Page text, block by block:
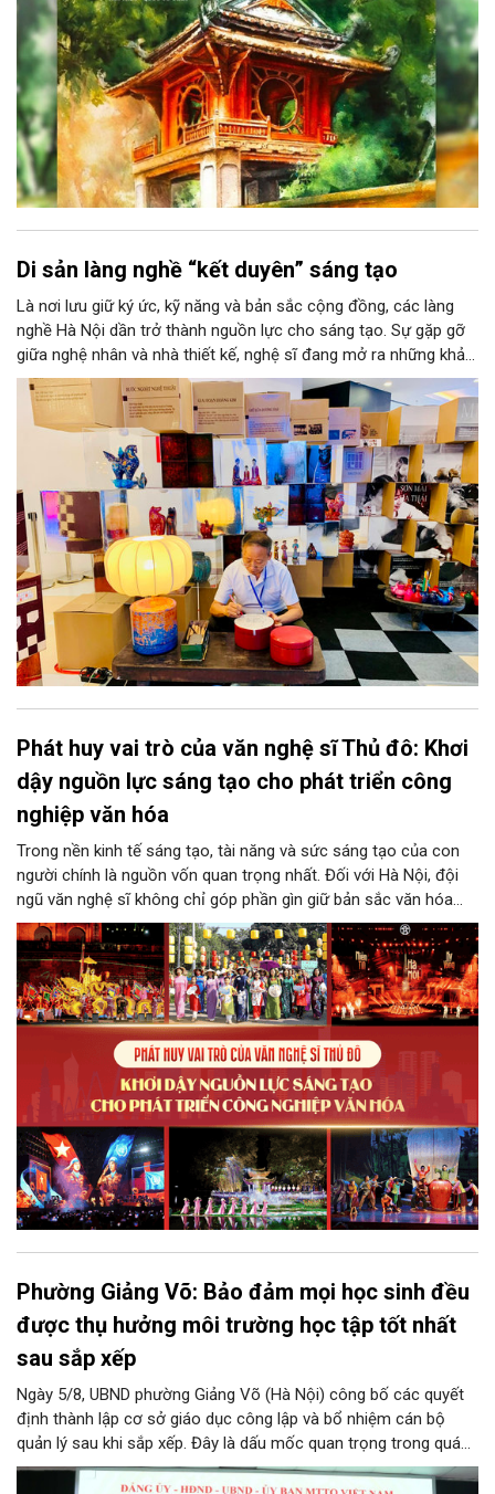
Di sản làng nghề “kết duyên” sáng tạo
Là nơi lưu giữ ký ức, kỹ năng và bản sắc cộng đồng, các làng
nghề Hà Nội dần trở thành nguồn lực cho sáng tạo. Sự gặp gỡ
giữa nghệ nhân và nhà thiết kế, nghệ sĩ đang mở ra những khả
năng phát triển mới cho thủ công đương đại trên nền tảng di
sản. Từ những cuộc “kết duyên” đầy cảm hứng ấy, Hà Nội đang
khơi thông mạch ngầm của hệ sinh thái thủ công, biến vốn cổ
thành động lực bền vững cho tương lai.
Phát huy vai trò của văn nghệ sĩ Thủ đô: Khơi
dậy nguồn lực sáng tạo cho phát triển công
nghiệp văn hóa
Trong nền kinh tế sáng tạo, tài năng và sức sáng tạo của con
người chính là nguồn vốn quan trọng nhất. Đối với Hà Nội, đội
ngũ văn nghệ sĩ không chỉ góp phần gìn giữ bản sắc văn hóa
mà còn giữ vai trò trung tâm trong quá trình hình thành các sản
phẩm công nghiệp văn hóa có giá trị. Khơi dậy, phát huy và tạo
điều kiện để nguồn lực sáng tạo ấy phát triển sẽ là “chìa khóa”
để Hà Nội khai thác hiệu quả tiềm năng văn hóa, nâng cao năng
lực cạnh tranh và khẳng định vị thế của một trung tâm sáng tạo
trong kỷ nguyên mới.
Phường Giảng Võ: Bảo đảm mọi học sinh đều
được thụ hưởng môi trường học tập tốt nhất
sau sắp xếp
Ngày 5/8, UBND phường Giảng Võ (Hà Nội) công bố các quyết
định thành lập cơ sở giáo dục công lập và bổ nhiệm cán bộ
quản lý sau khi sắp xếp. Đây là dấu mốc quan trọng trong quá
trình kiện toàn tổ chức bộ máy, thực hiện chủ trương tinh gọn,